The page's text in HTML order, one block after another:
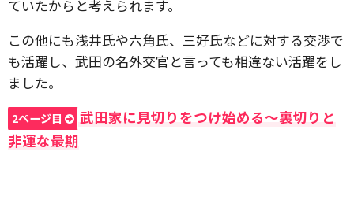
ていたからと考えられます。
この他にも浅井氏や六角氏、三好氏などに対する交渉で
も活躍し、武田の名外交官と言っても相違ない活躍をし
ました。
2ページ目
武田家に見切りをつけ始める〜裏切りと
非運な最期